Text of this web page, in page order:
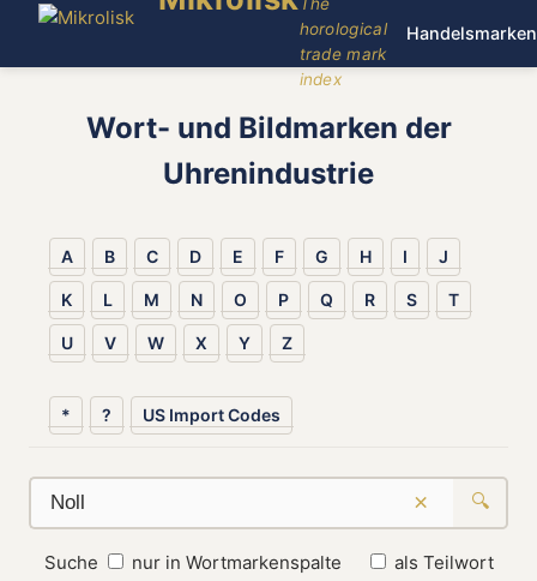
horological
trade mark
index
Handelsmarken
Wort- und Bildmarken der
Uhrenindustrie
A B C D E F G H I J
K L M N O P Q R S T
U V W X Y Z
* ? US Import Codes
× 🔍
Suche nur in Wortmarkenspalte als Teilwort